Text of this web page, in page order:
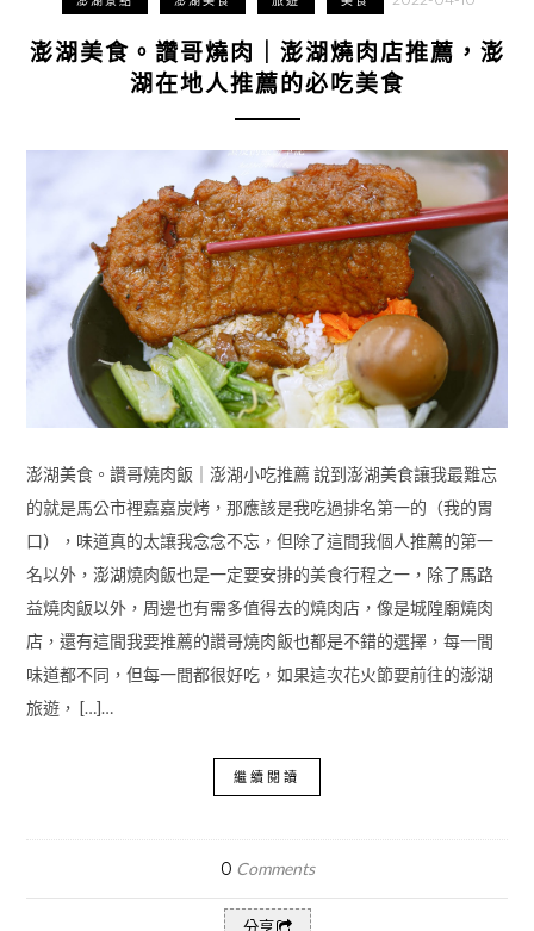
澎湖美食。讚哥燒肉｜澎湖燒肉店推薦，澎
湖在地人推薦的必吃美食
澎湖美食。讚哥燒肉飯｜澎湖小吃推薦 說到澎湖美食讓我最難忘
的就是馬公市裡嘉嘉炭烤，那應該是我吃過排名第一的（我的胃
口），味道真的太讓我念念不忘，但除了這間我個人推薦的第一
名以外，澎湖燒肉飯也是一定要安排的美食行程之一，除了馬路
益燒肉飯以外，周邊也有需多值得去的燒肉店，像是城隍廟燒肉
店，還有這間我要推薦的讚哥燒肉飯也都是不錯的選擇，每一間
味道都不同，但每一間都很好吃，如果這次花火節要前往的澎湖
旅遊， […]…
繼續閱讀
0 Comments